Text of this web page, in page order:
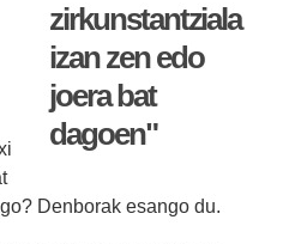
zirkunstantziala
izan zen edo
joera bat
dagoen"
Denborak esango du.